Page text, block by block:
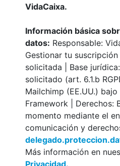
VidaCaixa.
Información básica
datos: Responsable:
Gestionar tu
solicitada | Base
solicitado (art. 6.1.b
Mailchimp (EE.UU.)
Framework | Derechos:
momento mediante el
comunicación y
Más información en
Privacidad.